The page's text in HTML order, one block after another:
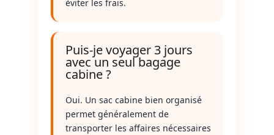
éviter les frais.
Puis-je voyager 3 jours
avec un seul bagage
cabine ?
Oui. Un sac cabine bien organisé
permet généralement de
transporter les affaires nécessaires